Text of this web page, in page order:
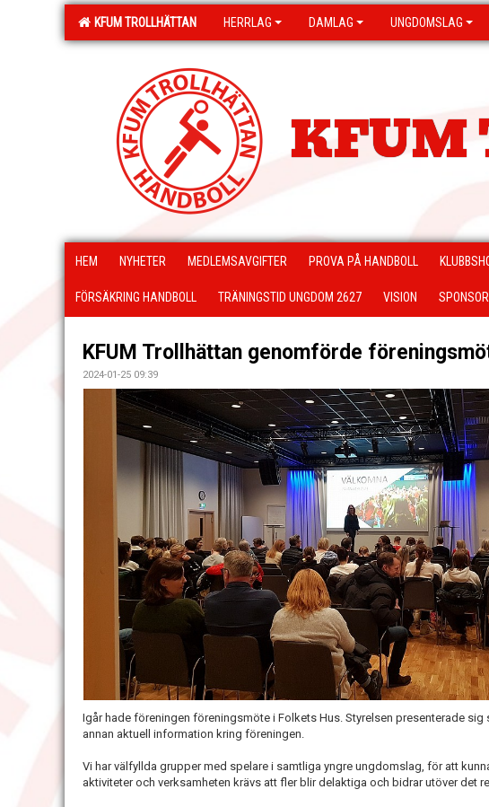
KFUM TROLLHÄTTAN HERRLAG DAMLAG UNGDOMSLAG
HEM NYHETER MEDLEMSAVGIFTER PROVA PÅ HANDBOLL
FÖRSÄKRING HANDBOLL TRÄNINGSTID UNGDOM 2627 VISION
KFUM Trollhättan genomförde
2024-01-25 09:39
Igår hade föreningen föreningsmöte i Folkets Hus. Styrelsen presenterade sig
annan aktuell information kring föreningen.
Vi har välfyllda grupper med spelare i samtliga yngre ungdomslag, för att
aktiviteter och verksamheten krävs att fler blir delaktiga och bidrar utöver det